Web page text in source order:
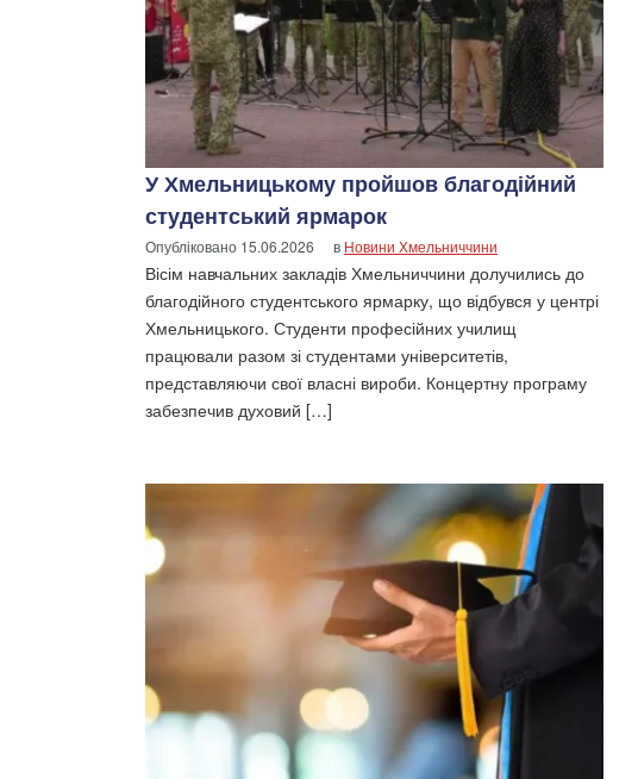
У Хмельницькому пройшов благодійний
студентський ярмарок
Опубліковано 15.06.2026 в Новини Хмельниччини
Вісім навчальних закладів Хмельниччини долучились до
благодійного студентського ярмарку, що відбувся у центрі
Хмельницького. Студенти професійних училищ
працювали разом зі студентами університетів,
представляючи свої власні вироби. Концертну програму
забезпечив духовий […]